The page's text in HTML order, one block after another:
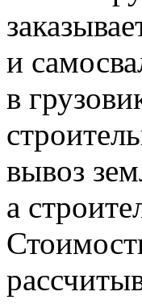
и
в
вывоз
а